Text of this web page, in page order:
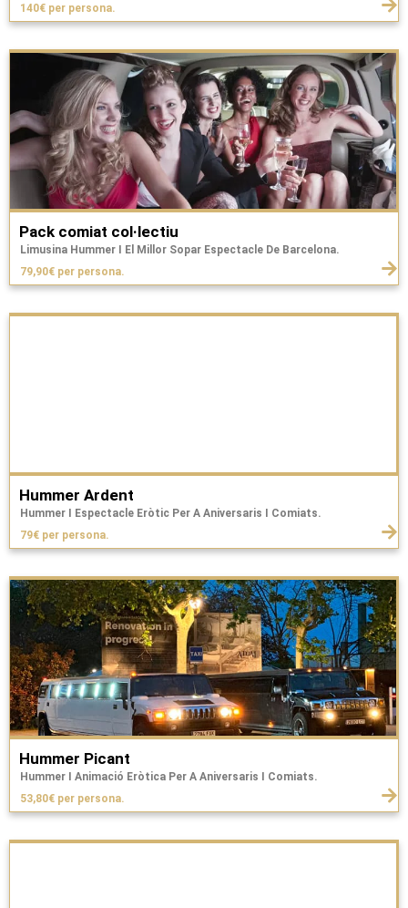
140€ per persona.
Pack comiat col·lectiu
Limusina Hummer I El Millor Sopar Espectacle De Barcelona.
79,90€ per persona.
Hummer Ardent
Hummer I Espectacle Eròtic Per A Aniversaris I Comiats.
79€ per persona.
Hummer Picant
Hummer I Animació Eròtica Per A Aniversaris I Comiats.
53,80€ per persona.